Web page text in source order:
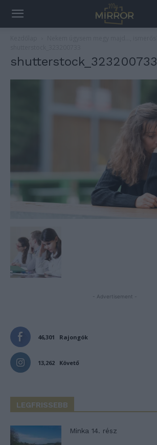
shutterstock_323200733
- Advertisement -
46,301 Rajongók
13,262 Követő
LEGFRISSEBB
Minka 14. rész